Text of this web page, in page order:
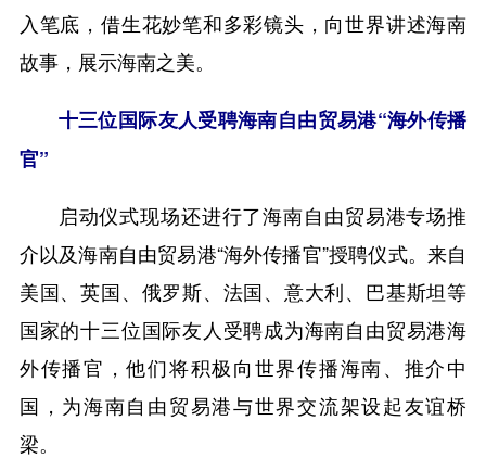
入笔底，借生花妙笔和多彩镜头，向世界讲述海南
故事，展示海南之美。
十三位国际友人受聘海南自由贸易港“海外传播
官”
启动仪式现场还进行了海南自由贸易港专场推
介以及海南自由贸易港“海外传播官”授聘仪式。来自
美国、英国、俄罗斯、法国、意大利、巴基斯坦等
国家的十三位国际友人受聘成为海南自由贸易港海
外传播官，他们将积极向世界传播海南、推介中
国，为海南自由贸易港与世界交流架设起友谊桥
梁。